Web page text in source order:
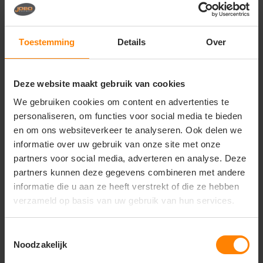
Toestemming Details Over
Deze website maakt gebruik van cookies
We gebruiken cookies om content en advertenties te
personaliseren, om functies voor social media te bieden
en om ons websiteverkeer te analyseren. Ook delen we
informatie over uw gebruik van onze site met onze
partners voor social media, adverteren en analyse. Deze
partners kunnen deze gegevens combineren met andere
informatie die u aan ze heeft verstrekt of die ze hebben
verzameld op basis van uw gebruik van hun services.
Noodzakelijk
evenementencrews en actieve buitenwerkers
Stijlvolle en veilige merchandise voor merken en
Belangrijkste kenmerken:
details op de voor- en achterkant voor extra
Constructie:Licht gewatteerde voering voor
comfortabele warmte bij koele omstandigheden
Opbergruimte:Zakken met rits op de mouw, twee
steekzakken en twee veilige binnenzakken
Pasvorm:Comfortabel en modern model voor
een professionele en sportieve uitstraling
Buitenmateriaal van topkwaliteit,
ideaal voor een luxe borduring of strakke bedrukking